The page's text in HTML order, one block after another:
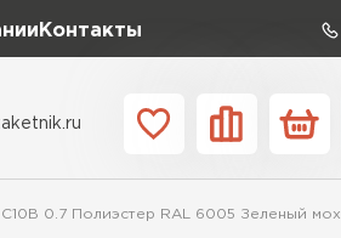
Контакты
0.7 Полиэстер RAL 6005 Зеленый мох